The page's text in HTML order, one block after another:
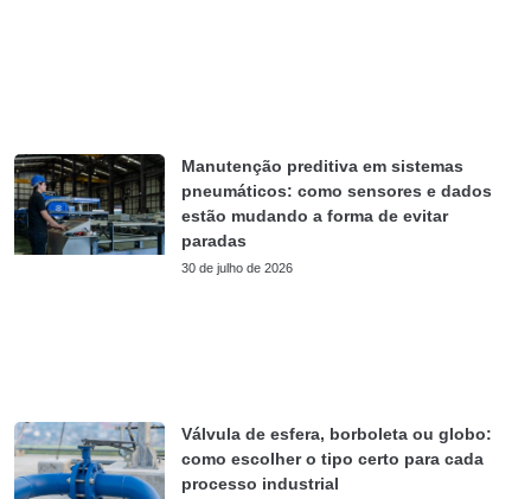
Manutenção preditiva em sistemas
pneumáticos: como sensores e dados
estão mudando a forma de evitar
paradas
30 de julho de 2026
Válvula de esfera, borboleta ou globo:
como escolher o tipo certo para cada
processo industrial